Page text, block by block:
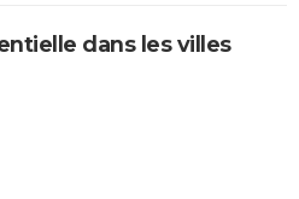
dans les villes